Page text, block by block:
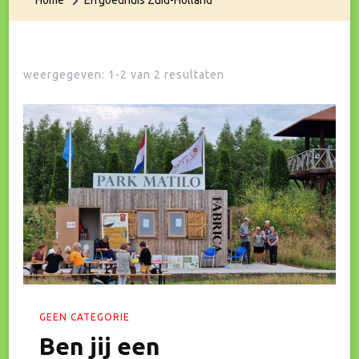
weergegeven: 1-2 van 2 resultaten
GEEN CATEGORIE
Ben jij een